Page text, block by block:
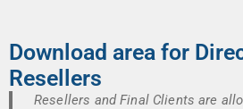
Download area for
Resellers
Resellers and Final Clients are